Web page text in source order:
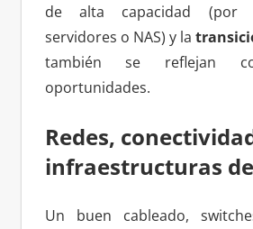
de alta capacidad (por
servidores o NAS) y la
también se reflejan
oportunidades.
Redes,
infraestructuras
Un buen cableado,